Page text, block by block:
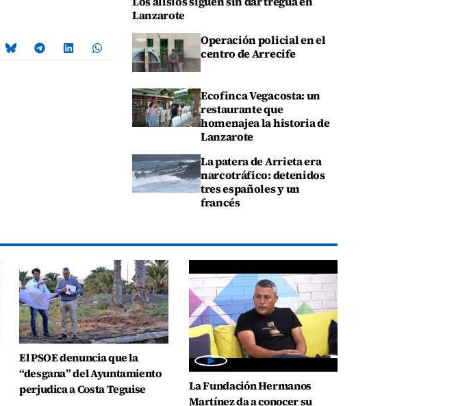
Lanzarote
Operación policial en el
centro de Arrecife
Ecofinca Vegacosta: un
restaurante que
homenajea la historia de
Lanzarote
La patera de Arrieta era
narcotráfico: detenidos
tres españoles y un
francés
El PSOE denuncia que la
“desgana” del Ayuntamiento
perjudica a Costa Teguise
La Fundación Hermanos
Martínez da a conocer su